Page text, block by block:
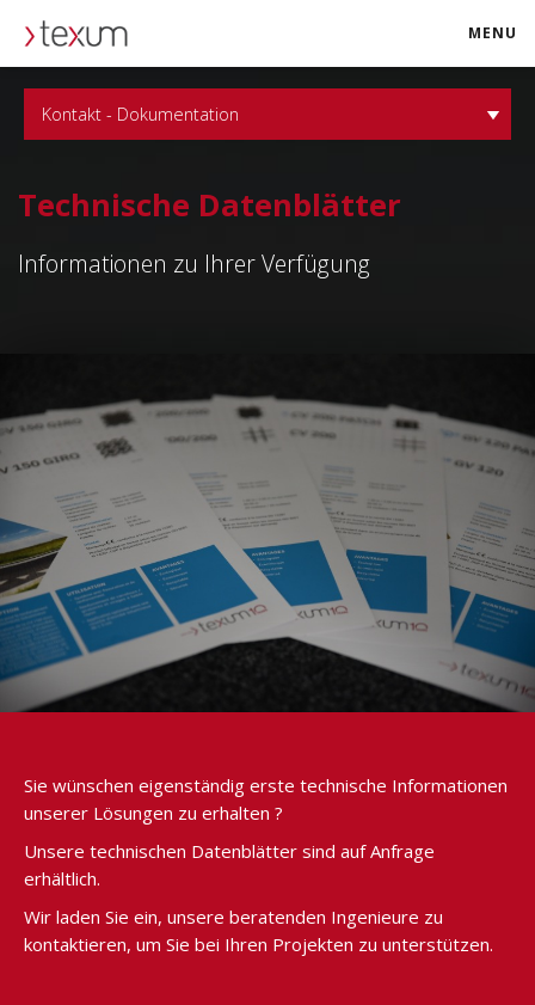
MENU
Kontakt - Dokumentation
Technische Datenblätter
Informationen zu Ihrer Verfügung
Sie wünschen eigenständig erste technische Informationen
unserer Lösungen zu erhalten ?
Unsere technischen Datenblätter sind auf Anfrage
erhältlich.
Wir laden Sie ein, unsere beratenden Ingenieure zu
kontaktieren, um Sie bei Ihren Projekten zu unterstützen.